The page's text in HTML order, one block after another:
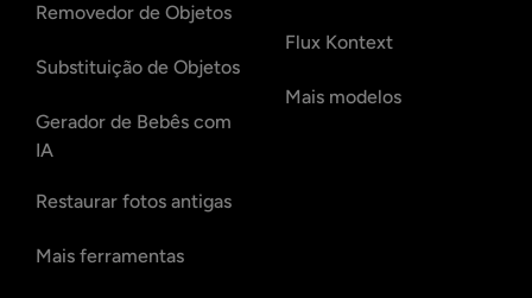
Removedor de Objetos
Substituição de Objetos
Gerador de Bebês com
IA
Restaurar fotos antigas
Mais ferramentas
Flux Kontext
Mais modelos